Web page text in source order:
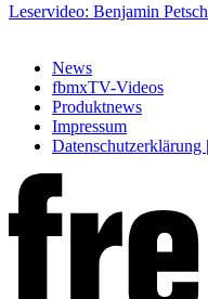
Leservideo: Benjamin Petsch
News
fbmxTV-Videos
Produktnews
Impressum